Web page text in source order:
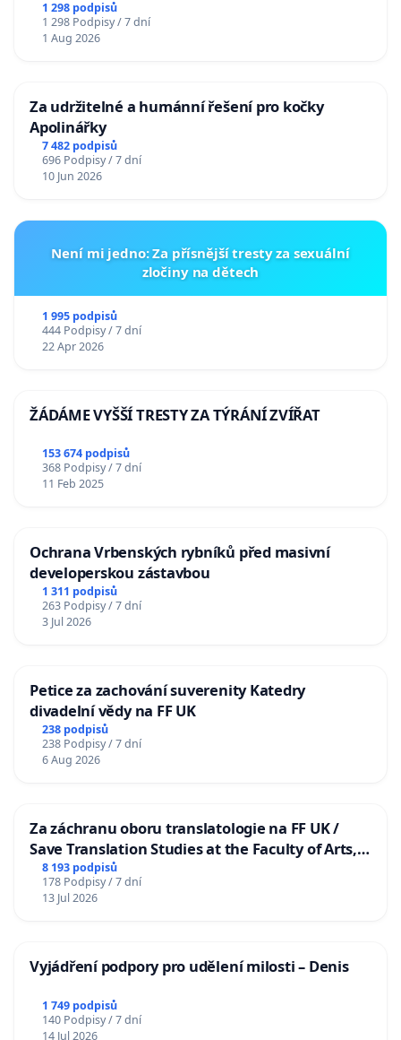
u Jablunkova
1 298 podpisů
1 298 Podpisy / 7 dní
1 Aug 2026
Za udržitelné a humánní řešení pro kočky
Apolinářky
7 482 podpisů
696 Podpisy / 7 dní
10 Jun 2026
Není mi jedno: Za přísnější tresty za sexuální
zločiny na dětech
1 995 podpisů
444 Podpisy / 7 dní
22 Apr 2026
ŽÁDÁME VYŠŠÍ TRESTY ZA TÝRÁNÍ ZVÍŘAT
153 674 podpisů
368 Podpisy / 7 dní
11 Feb 2025
Ochrana Vrbenských rybníků před masivní
developerskou zástavbou
1 311 podpisů
263 Podpisy / 7 dní
3 Jul 2026
Petice za zachování suverenity Katedry
divadelní vědy na FF UK
238 podpisů
238 Podpisy / 7 dní
6 Aug 2026
Za záchranu oboru translatologie na FF UK /
Save Translation Studies at the Faculty of Arts,
Charles University
8 193 podpisů
178 Podpisy / 7 dní
13 Jul 2026
Vyjádření podpory pro udělení milosti – Denis
1 749 podpisů
140 Podpisy / 7 dní
14 Jul 2026